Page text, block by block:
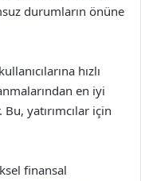
durumların önüne
hızlı
en iyi
yatırımcılar için
finansal